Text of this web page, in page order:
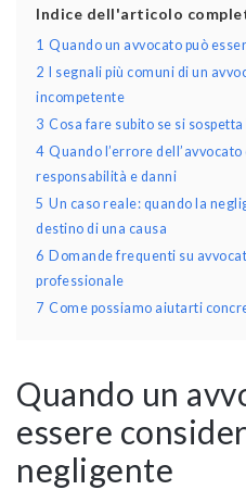
Indice dell'articolo
1 Quando un avvocato può
2
I segnali più comuni di un
incompetente
3 Cosa fare subito se si
4 Quando l’errore
responsabilità e danni
5 Un caso reale: quando la
destino di una causa
6 Domande frequenti su
professionale
7 Come possiamo aiutarti
Quando un
essere
negligente